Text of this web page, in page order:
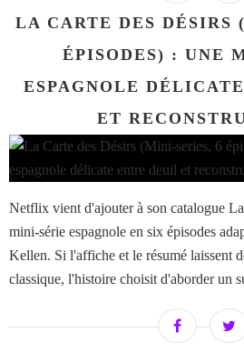
LA CARTE DES DÉSIRS
ÉPISODES) : UNE
ESPAGNOLE
ET
Netflix vient d'ajouter à son catalogue
mini-série espagnole en six épisodes
Kellen. Si l'affiche et le résumé laissent
classique, l'histoire choisit d'aborder un